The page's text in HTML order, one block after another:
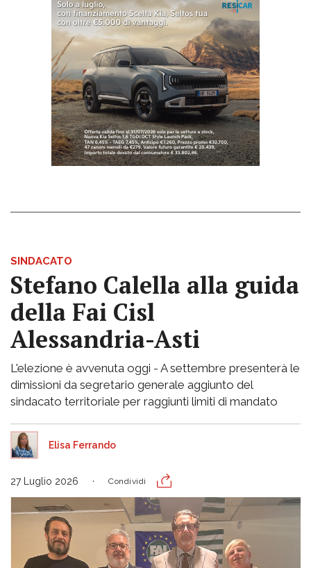
SINDACATO
Stefano Calella alla guida
della Fai Cisl
Alessandria-Asti
L'elezione è avvenuta oggi - A settembre presenterà le
dimissioni da segretario generale aggiunto del
sindacato territoriale per raggiunti limiti di mandato
Elisa Ferrando
27 Luglio 2026 Condividi